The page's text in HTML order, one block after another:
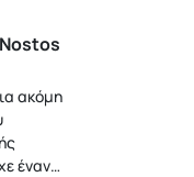
ακόμη
έναν…